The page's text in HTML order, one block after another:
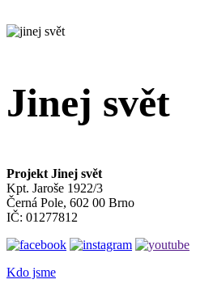
Jinej svět
Projekt Jinej svět
Kpt. Jaroše 1922/3
Černá Pole, 602 00 Brno
IČ: 01277812
Kdo jsme